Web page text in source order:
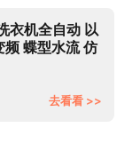
衣机全自动 以
频 蝶型水流 仿
去看看 >>